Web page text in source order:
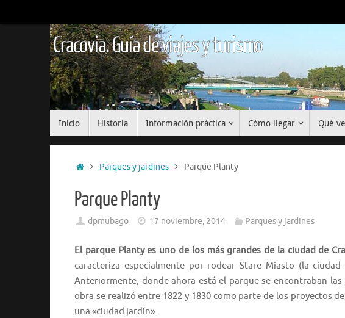
al
Cracovia. Guía de viajes y turismo
Inicio Historia Información práctica Cómo llegar Qué
InicioParques y jardines Parque Planty
Parque Planty
dpmubago 17 noviembre, 2014 Parques y jardines
El parque Planty es uno de los más grandes de la ciudad de
caracteriza especialmente por rodear Stare Miasto (la ciudad
Anteriormente, donde ahora está el parque se encontraban
obra se realizó entre 1822 y 1830 como parte de los proyectos
una «ciudad jardín».